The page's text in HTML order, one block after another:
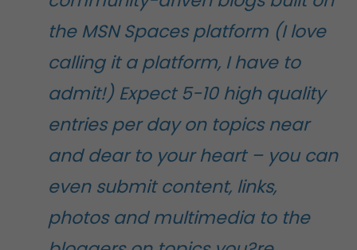
the MSN Spaces platform (I love
calling it a platform, I have to
admit!) Expect 5-10 high quality
entries per day on topics near
and dear to your heart – you can
even submit content, links,
photos and multimedia to the